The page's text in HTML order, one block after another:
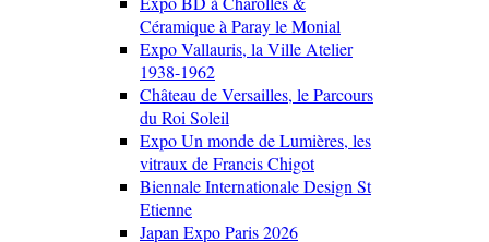
Céramique à Paray le Monial
Expo Vallauris, la Ville Atelier
1938-1962
Château de Versailles, le Parcours
du Roi Soleil
Expo Un monde de Lumières, les
vitraux de Francis Chigot
Biennale Internationale Design St
Etienne
Japan Expo Paris 2026